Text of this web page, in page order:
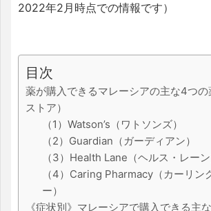
2022年2月時点での情報です）
目次
薬が購入できるマレーシアの主な4つ
ストア）
（1）Watson’s（ワトソンズ）
（2）Guardian（ガーディアン）
（3）Health Lane（ヘルス・レーン
（4）Caring Pharmacy（カーリン
ー）
《症状別》マレーシアで購入できる主